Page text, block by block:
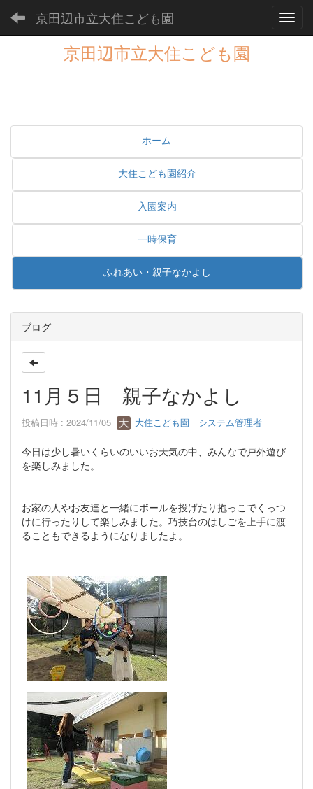
京田辺市立大住こども園
京田辺市立大住こども園
ホーム
大住こども園紹介
入園案内
一時保育
ふれあい・親子なかよし
ブログ
11月５日 親子なかよし
投稿日時 : 2024/11/05 大住こども園 システム管理者
今日は少し暑いくらいのいいお天気の中、みんなで戸外遊び
を楽しみました。
お家の人やお友達と一緒にボールを投げたり抱っこでくっつ
けに行ったりして楽しみました。巧技台のはしごを上手に渡
ることもできるようになりましたよ。